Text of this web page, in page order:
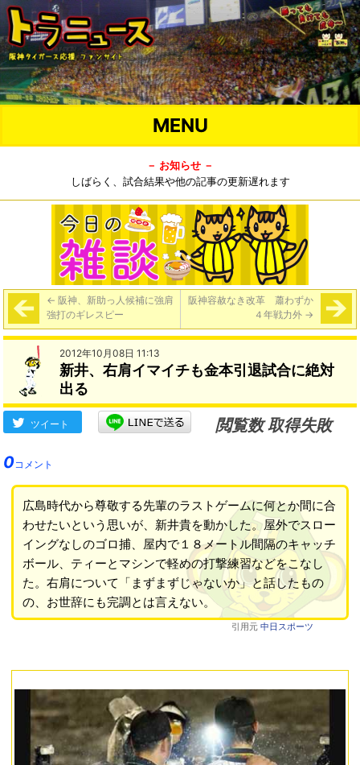
MENU
－ お知らせ －
しばらく、試合結果や他の記事の更新遅れます
← 阪神、新助っ人候補に強肩
強打のギレスピー
阪神容赦なき改革 蕭わずか
４年戦力外 →
2012年10月08日 11:13
新井、右肩イマイチも金本引退試合に絶対
出る
ツイート
閲覧数 取得失敗
0コメント
広島時代から尊敬する先輩のラストゲームに何とか間に合
わせたいという思いが、新井貴を動かした。屋外でスロー
イングなしのゴロ捕、屋内で１８メートル間隔のキャッチ
ボール、ティーとマシンで軽めの打撃練習などをこなし
た。右肩について「まずまずじゃないか」と話したもの
の、お世辞にも完調とは言えない。
引用元 中日スポーツ